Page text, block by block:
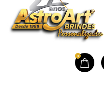
0